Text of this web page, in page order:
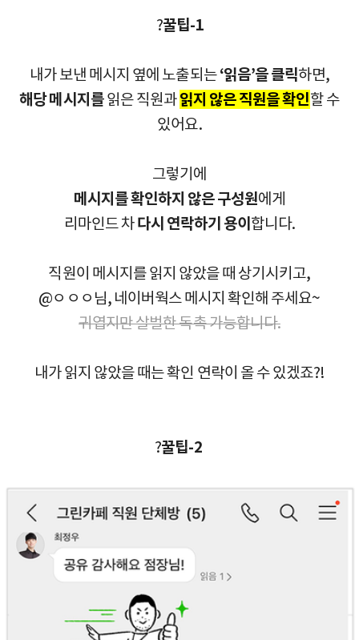
?꿀팁-1
내가 보낸 메시지 옆에 노출되는‘읽음’을 클릭하면,
해당 메시지를읽은 직원과읽지 않은 직원을 확인할 수
있어요.
그렇기에
메시지를 확인하지 않은 구성원에게
리마인드 차다시 연락하기 용이 합니다.
직원이 메시지를 읽지 않았을 때 상기시키고,
@ㅇㅇㅇ님, 네이버웍스 메시지 확인해 주세요~
귀엽지만 살벌한 독촉 가능합니다.
내가 읽지 않았을 때는 확인 연락이 올 수 있겠죠?!
?꿀팁-2